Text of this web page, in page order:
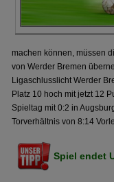
machen können, müssen
von Werder Bremen
Ligaschlusslicht Werder
Platz 10 hoch mit jetzt 12
Spieltag mit 0:2 in
Torverhältnis von 8:14
Spiel endet